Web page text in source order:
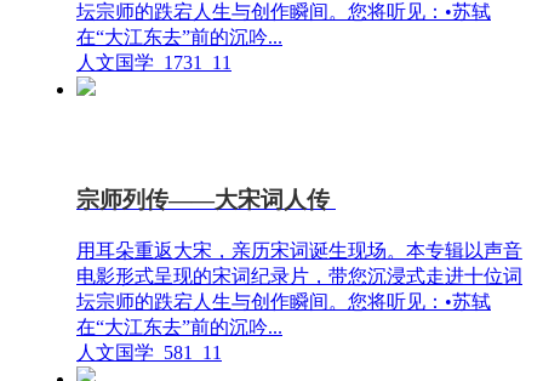
坛宗师的跌宕人生与创作瞬间。您将听见：•苏轼
在“大江东去”前的沉吟...
人文国学 1731 11
宗师列传——大宋词人传
用耳朵重返大宋，亲历宋词诞生现场。本专辑以声音
电影形式呈现的宋词纪录片，带您沉浸式走进十位词
坛宗师的跌宕人生与创作瞬间。您将听见：•苏轼
在“大江东去”前的沉吟...
人文国学 581 11